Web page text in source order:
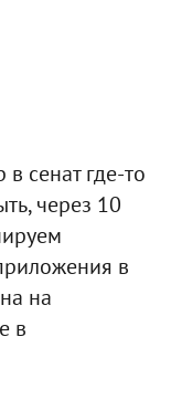
сенат где-то
через 10
в
на
в